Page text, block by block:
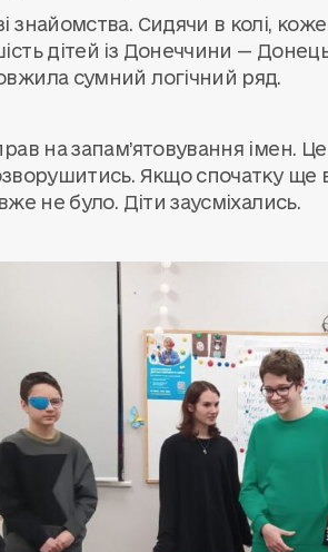
знайомства. Сидячи в колі,
дітей із Донеччини —
сумний логічний ряд.
на запам’ятовування імен.
Якщо спочатку ще
не було. Діти заусміхались.